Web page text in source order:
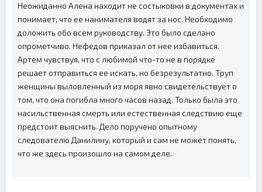
Неожиданно Алена находит не состыковки в документах и
понимает, что ее нанимателя водят за нос. Необходимо
доложить обо всем руководству. Это было сделано
опрометчиво. Нефедов приказал от нее избавиться.
Артем чувствуя, что с любимой что-то не в порядке
решает отправиться ее искать, но безрезультатно. Труп
женщины выловленный из моря явно свидетельствует о
том, что она погибла много часов назад. Только была это
насильственная смерть или естественная следствию еще
предстоит выяснить. Дело поручено опытному
следователю Данилину, который и сам не может понять,
что же здесь произошло на самом деле.